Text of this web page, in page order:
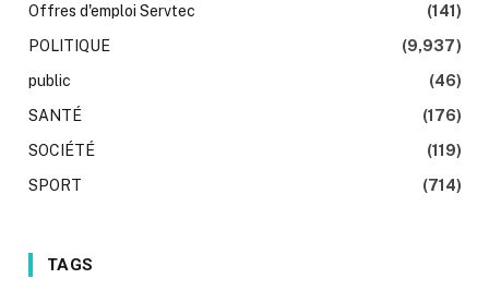
Offres d'emploi Servtec
(141)
POLITIQUE
(9,937)
public
(46)
SANTÉ
(176)
SOCIÉTÉ
(119)
SPORT
(714)
TAGS